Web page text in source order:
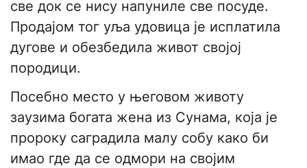
све док се нису напуниле све посуде.
Продајом тог уља удовица је исплатила
дугове и обезбедила живот својој
породици.
Посебно место у његовом животу
заузима богата жена из Сунама, која је
пророку саградила малу собу како би
имао где да се одмори на својим